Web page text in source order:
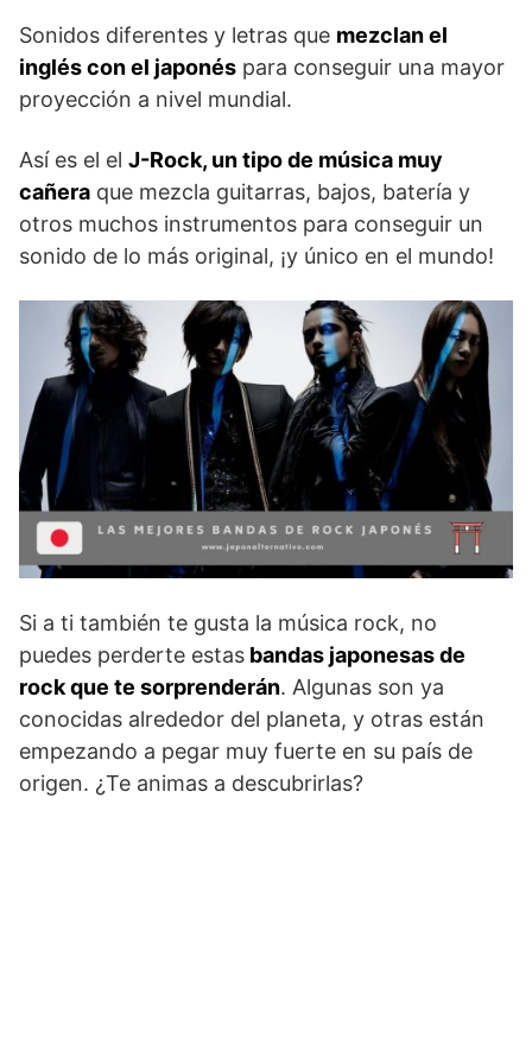
Sonidos diferentes y letras que mezclan el
inglés con el japonés para conseguir una mayor
proyección a nivel mundial.
Así es el el J-Rock, un tipo de música muy
cañera que mezcla guitarras, bajos, batería y
otros muchos instrumentos para conseguir un
sonido de lo más original, ¡y único en el mundo!
Si a ti también te gusta la música rock, no
puedes perderte estas bandas japonesas de
rock que te sorprenderán. Algunas son ya
conocidas alrededor del planeta, y otras están
empezando a pegar muy fuerte en su país de
origen. ¿Te animas a descubrirlas?